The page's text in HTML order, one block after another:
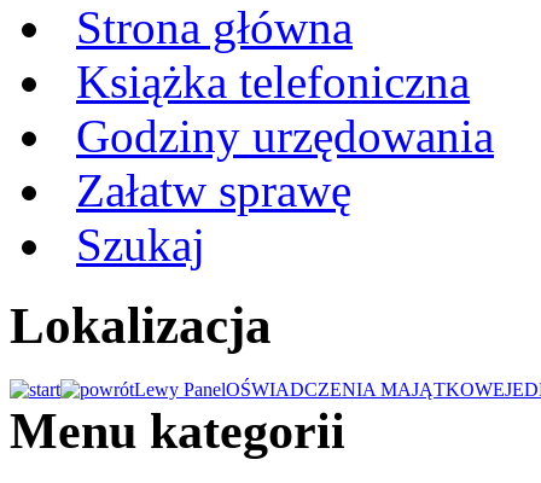
Strona główna
Książka telefoniczna
Godziny urzędowania
Załatw sprawę
Szukaj
Lokalizacja
Lewy PanelOŚWIADCZENIA MAJĄTKOWE
Menu kategorii